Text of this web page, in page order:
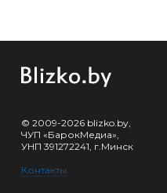
© 2009-2026 blizko.by,
ЧУП «БарокМедиа»,
УНП 391272241, г.Минск
Контакты